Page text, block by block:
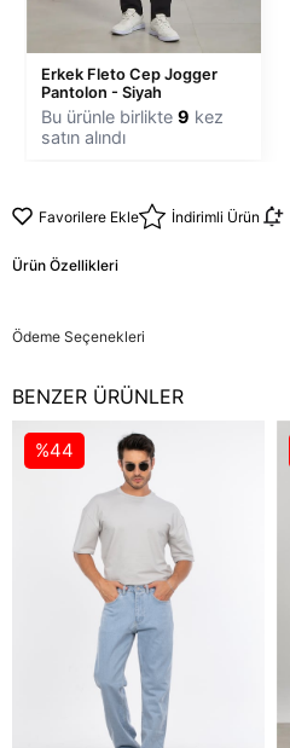
Erkek Fleto Cep Jogger
Pantolon - Siyah
Bu ürünle birlikte 9 kez
satın alındı
Favorilere Ekle İndirimli Ürün
Ürün Özellikleri
Ödeme Seçenekleri
BENZER ÜRÜNLER
%44